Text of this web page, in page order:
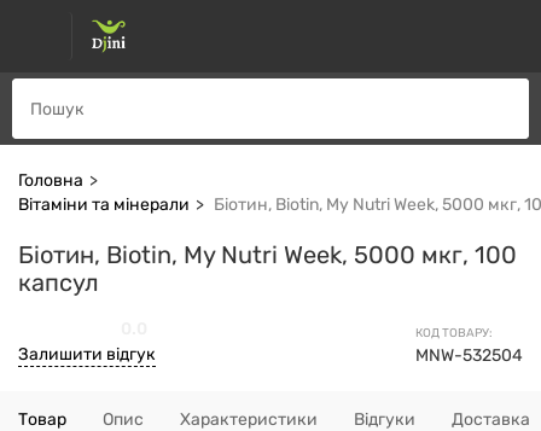
Головна
Вітаміни та мінерали
Біотин, Biotin, My Nutri Week, 5000 мкг,
Біотин, Biotin, My Nutri Week, 5000 мкг, 100
капсул
КОД ТОВАРУ:
MNW-532504
Залишити відгук
Товар Опис Характеристики Відгуки Доставка